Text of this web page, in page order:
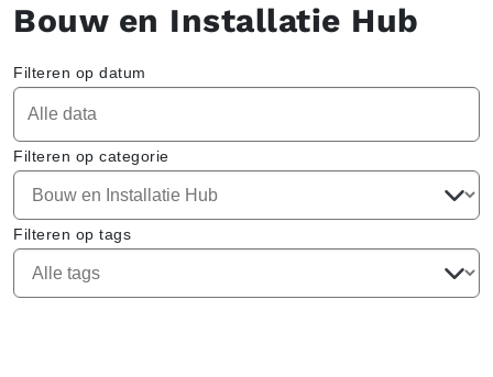
Bouw en Installatie Hub
Filteren op datum
Filteren op categorie
Filteren op tags